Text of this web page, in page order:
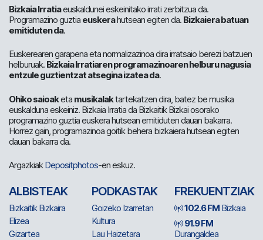
Bizkaia Irratiaeuskaldunei eskeinitako irrati zerbitzua da.
Programazino guztia euskerahutsean egiten da. Bizkaiera batuan
emitiduten da.
Euskerearen garapena eta normalizazinoa dira irratsaio berezi batzuen
helburuak. Bizkaia Irratiaren programazinoaren helburu nagusia
entzule guztientzat atsegina izatea da.
Ohiko saioaketa musikalaktartekatzen dira, batez be musika
euskalduna eskeiniz. Bizkaia Irratia da Bizkaitik Bizkai osorako
programazino guztia euskera hutsean emitiduten dauan bakarra.
Horrez gain, programazinoa goitik behera bizkaiera hutsean egiten
dauan bakarra da.
ArgazkiakDepositphotos-en eskuz.
ALBISTEAK
Bizkaitik Bizkaira
Elizea
Gizartea
PODKASTAK
Goizeko Izarretan
Kultura
Lau Haizetara
FREKUENTZIAK
102.6 FM Bizkaia
91.9 FM
Durangaldea